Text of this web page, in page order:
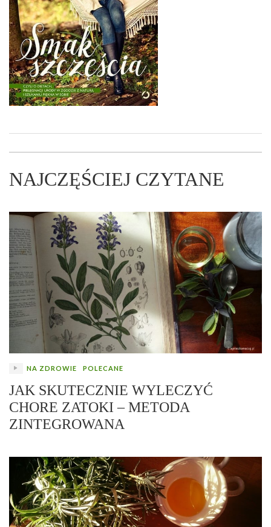
NAJCZĘŚCIEJ CZYTANE
NA ZDROWIE POLECANE
JAK SKUTECZNIE WYLECZYĆ
CHORE ZATOKI – METODA
ZINTEGROWANA